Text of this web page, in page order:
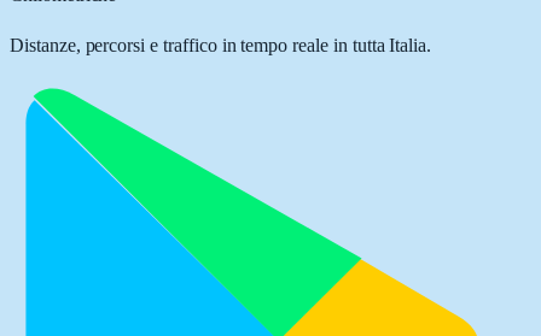
Distanze, percorsi e traffico in tempo reale in tutta Italia.